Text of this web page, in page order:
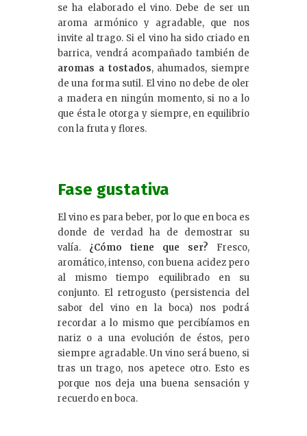
se ha elaborado el vino. Debe de ser un
aroma armónico y agradable, que nos
invite al trago. Si el vino ha sido criado en
barrica, vendrá acompañado también de
aromas a tostados, ahumados, siempre
de una forma sutil. El vino no debe de oler
a madera en ningún momento, si no a lo
que ésta le otorga y siempre, en equilibrio
con la fruta y flores.
Fase gustativa
El vino es para beber, por lo que en boca es
donde de verdad ha de demostrar su
valía. ¿Cómo tiene que ser? Fresco,
aromático, intenso, con buena acidez pero
al mismo tiempo equilibrado en su
conjunto. El retrogusto (persistencia del
sabor del vino en la boca) nos podrá
recordar a lo mismo que percibíamos en
nariz o a una evolución de éstos, pero
siempre agradable. Un vino será bueno, si
tras un trago, nos apetece otro. Esto es
porque nos deja una buena sensación y
recuerdo en boca.